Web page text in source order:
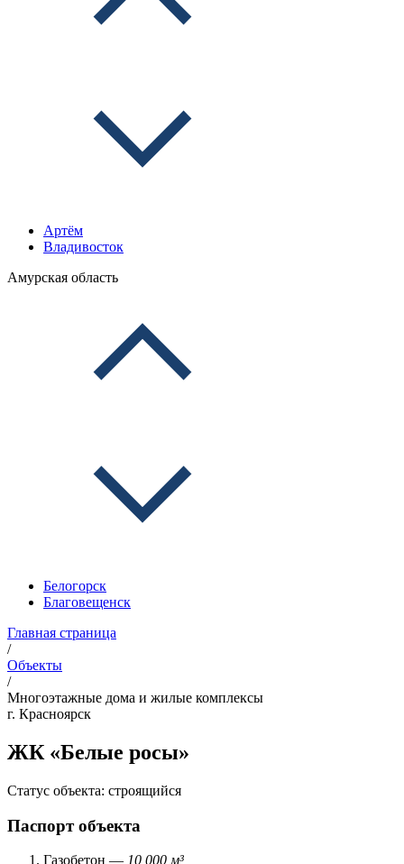
Артём
Владивосток
Амурская область
Белогорск
Благовещенск
Главная страница
/
Объекты
/
Многоэтажные дома и жилые комплексы
г. Красноярск
ЖК «Белые росы»
Статус объекта: строящийся
Паспорт объекта
Газобетон — 10 000 м³